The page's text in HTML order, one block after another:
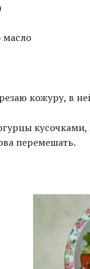
масло
кожуру, в
кусочками,
перемешать.